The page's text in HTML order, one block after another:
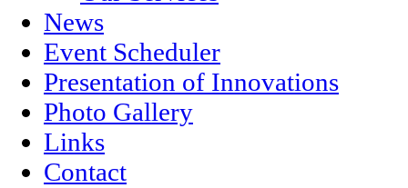
News
Event Scheduler
Presentation of Innovations
Photo Gallery
Links
Contact